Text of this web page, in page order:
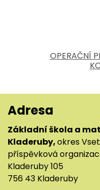
OPERAČNÍ
Adresa
Základní škola a
Kladeruby,okres
příspěvková
Kladeruby 105
756 43 Kladeruby